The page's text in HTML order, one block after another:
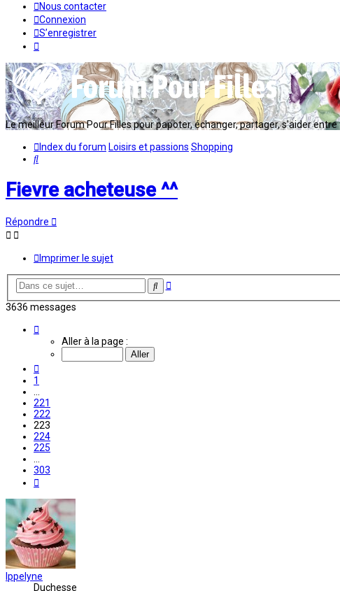
Nous contacter
Connexion
S’enregistrer
Le meilleur Forum Pour Filles pour papoter, échanger, partager, s'aider
Index du forum Loisirs et passions Shopping
Rechercher
Fievre acheteuse ^^
Répondre
Imprimer le sujet
Rechercher
Recherche
3636 messages
223
Aller à la page :
1
221
222
223
224
225
303
Ippelyne
Duchesse